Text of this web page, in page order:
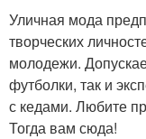
Уличная мода
творческих
молодежи.
футболки, так и
с кедами. Любите
Тогда вам сюда!